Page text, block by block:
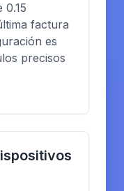
0.15
factura
es
precisos